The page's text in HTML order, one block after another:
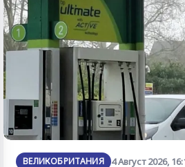
ВЕЛИКОБРИТАНИЯ 4 Август 2026,